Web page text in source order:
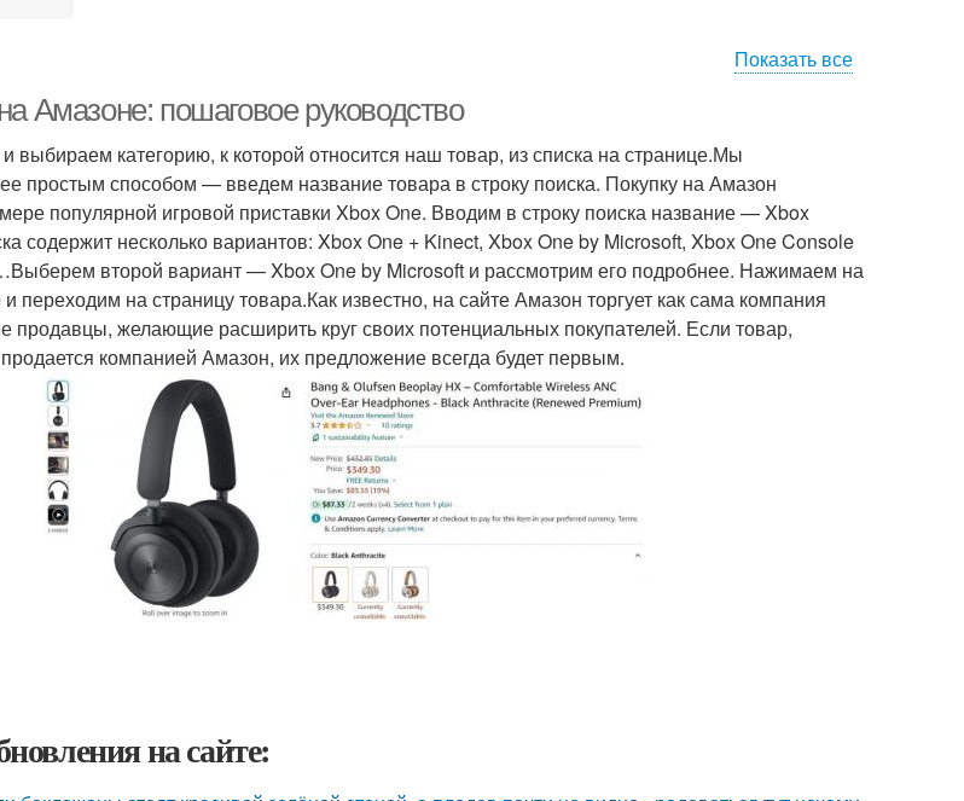
Показать все
Амазоне: пошаговое руководство
выбираем категорию, к которой относится наш товар, из списка на странице.Мы
простым способом — введем название товара в строку поиска. Покупку на Амазон
популярной игровой приставки Xbox One. Вводим в строку поиска название — Xbox
содержит несколько вариантов: Xbox One + Kinect, Xbox One by Microsoft, Xbox One Console
второй вариант — Xbox One by Microsoft и рассмотрим его подробнее. Нажимаем на
переходим на страницу товара.Как известно, на сайте Амазон торгует как сама компания
продавцы, желающие расширить круг своих потенциальных покупателей. Если товар,
компанией Амазон, их предложение всегда будет первым.
на сайте: